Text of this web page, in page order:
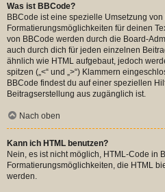
Was ist BBCode?
BBCode ist eine spezielle Umsetzung
Formatierungsmöglichkeiten für deinen
von BBCode werden durch die Board-
auch durch dich für jeden einzelnen
ähnlich wie HTML aufgebaut, jedoch
spitzen („<“ und „>“) Klammern
BBCode findest du auf einer speziellen
Beitragserstellung aus zugänglich ist.
Nach oben
Kann ich HTML benutzen?
Nein, es ist nicht möglich, HTML-Code in
Formatierungsmöglichkeiten, die HTML
werden.